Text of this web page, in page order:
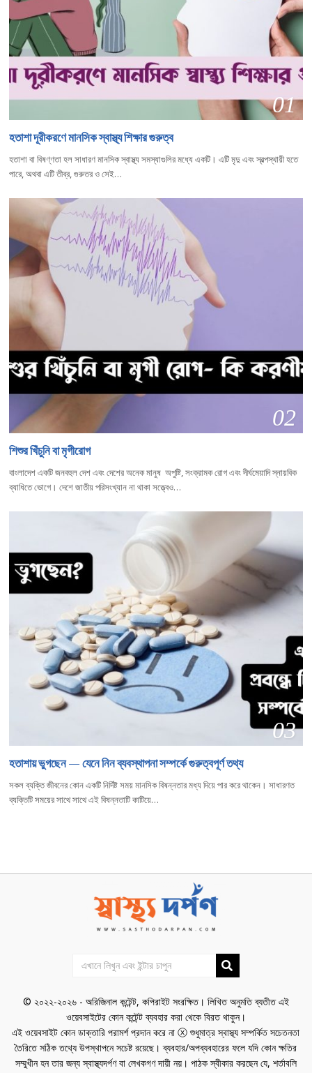
01
হতাশা দূরীকরণে মানসিক স্বাস্থ্য শিক্ষার গুরুত্ব
হতাশা বা বিষণ্ণতা হল সাধারণ মানসিক স্বাস্থ্য সমস্যাগুলির মধ্যে একটি। এটি মৃদু এবং স্বল্পস্থায়ী হতে
পারে, অথবা এটি তীব্র, গুরুতর ও সেই…
02
শিশুর খিঁচুনি বা মৃগীরোগ
বাংলাদেশ একটি জনবহুল দেশ এবং দেশের অনেক মানুষ অপুষ্টি, সংক্রামক রোগ এবং দীর্ঘমেয়াদি স্নায়বিক
ব্যাধিতে ভোগে। দেশে জাতীয় পরিসংখ্যান না থাকা সত্ত্বেও…
03
হতাশায় ভুগছেন — যেনে নিন ব্যবস্থাপনা সম্পর্কে গুরুত্বপূর্ণ তথ্য
সকল ব্যক্তি জীবনের কোন একটি নির্দিষ্ট সময় মানসিক বিষন্নতার মধ্য দিয়ে পার করে থাকেন। সাধারণত
ব্যক্তিটি সময়ের সাথে সাথে এই বিষন্নতাটি কাটিয়ে…
© ২০২২-২০২৬ - অরিজিনাল কন্টেন্ট, কপিরাইট সংরক্ষিত। লিখিত অনুমতি ব্যতীত এই
ওয়েবসাইটের কোন কন্টেন্ট ব্যবহার করা থেকে বিরত থাকুন।
এই ওয়েবসাইট কোন ডাক্তারি পরামর্শ প্রদান করে না ⓧ শুধুমাত্র স্বাস্থ্য সম্পর্কিত সচেতনতা
তৈরিতে সঠিক তথ্যে উপস্থাপনে সচেষ্ট রয়েছে। ব্যবহার/অপব্যবহারের ফলে যদি কোন ক্ষতির
সম্মুখীন হন তার জন্য স্বাস্থ্যদর্পণ বা লেখকগণ দায়ী নয়। পাঠক স্বীকার করছেন যে, শর্তাবলি